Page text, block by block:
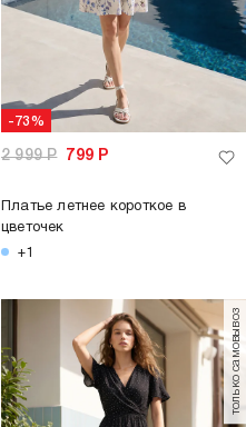
-73%
2 999Р 799 Р
Платье летнее короткое в
цветочек
+1
только самовывоз